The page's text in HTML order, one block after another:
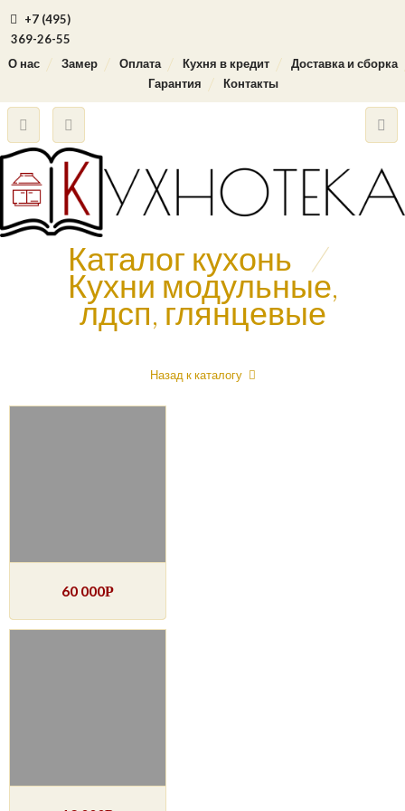
+7 (495)
369-26-55
О нас
Замер Оплата Кухня в кредит
Доставка и сборка
Гарантия
Контакты
Каталог кухонь /
Кухни модульные,
лдсп, глянцевые
Назад к каталогу
60 000Р